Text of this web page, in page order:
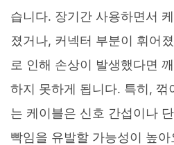
습니다. 장기간 사용하면서
졌거나, 커넥터 부분이 휘어
로 인해 손상이 발생했다면
하지 못하게 됩니다. 특히, 꺾
는 케이블은 신호 간섭이나
빡임을 유발할 가능성이 높아